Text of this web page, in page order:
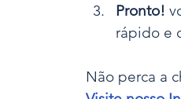
Pronto!
rápido e
Não perca a